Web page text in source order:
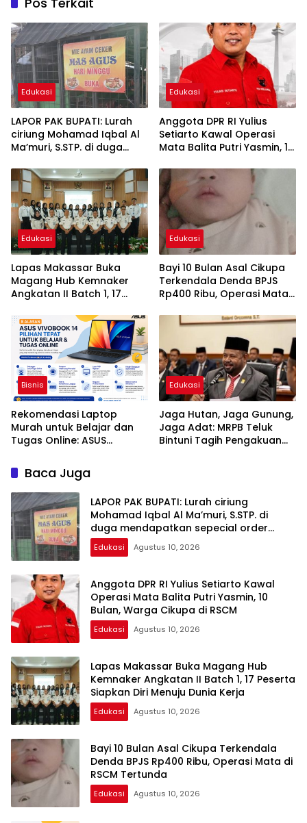
Edukasi
LAPOR PAK BUPATI: Lurah
ciriung Mohamad Iqbal Al
Ma’muri, S.STP. di duga
order untuk intimidasi PKL
Edukasi
Anggota DPR RI Yulius
Setiarto Kawal Operasi
Mata Balita Putri Yasmin, 10
RSCM
Edukasi
Lapas Makassar Buka
Magang Hub Kemnaker
Angkatan II Batch 1, 17
Dunia Kerja
Edukasi
Bayi 10 Bulan Asal Cikupa
Terkendala Denda BPJS
Rp400 Ribu, Operasi Mata
Bisnis
Rekomendasi Laptop
Murah untuk Belajar dan
Tugas Online: ASUS
Edukasi
Jaga Hutan, Jaga Gunung,
Jaga Adat: MRPB Teluk
Bintuni Tagih Pengakuan
Baca Juga
LAPOR PAK BUPATI: Lurah ciriung
Mohamad Iqbal Al Ma’muri, S.STP. di
duga mendapatkan sepecial order
untuk intimidasi PKL
Edukasi Agustus 10, 2026
Anggota DPR RI Yulius Setiarto Kawal
Operasi Mata Balita Putri Yasmin, 10
Bulan, Warga Cikupa di RSCM
Edukasi Agustus 10, 2026
Lapas Makassar Buka Magang Hub
Kemnaker Angkatan II Batch 1, 17 Peserta
Siapkan Diri Menuju Dunia Kerja
Edukasi Agustus 10, 2026
Bayi 10 Bulan Asal Cikupa Terkendala
Denda BPJS Rp400 Ribu, Operasi Mata di
RSCM Tertunda
Edukasi Agustus 10, 2026